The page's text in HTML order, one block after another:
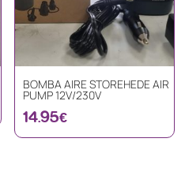
BOMBA AIRE STOREHEDE AIR
PUMP 12V/230V
14.95€